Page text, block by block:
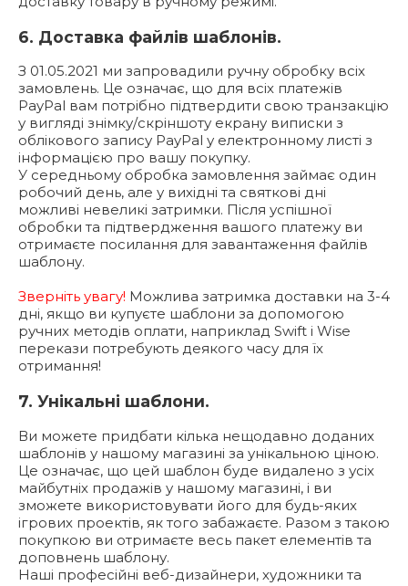
6. Доставка файлів шаблонів.
З 01.05.2021 ми запровадили ручну обробку всіх
замовлень. Це означає, що для всіх платежів
PayPal вам потрібно підтвердити свою транзакцію
у вигляді знімку/скріншоту екрану виписки з
облікового запису PayPal у електронному листі з
інформацією про вашу покупку.
У середньому обробка замовлення займає один
робочий день, але у вихідні та святкові дні
можливі невеликі затримки. Після успішної
обробки та підтвердження вашого платежу ви
отримаєте посилання для завантаження файлів
шаблону.
Зверніть увагу! Можлива затримка доставки на 3-4
дні, якщо ви купуєте шаблони за допомогою
ручних методів оплати, наприклад Swift і Wise
перекази потребують деякого часу для їх
отримання!
7. Унікальні шаблони.
Ви можете придбати кілька нещодавно доданих
шаблонів у нашому магазині за унікальною ціною.
Це означає, що цей шаблон буде видалено з усіх
майбутніх продажів у нашому магазині, і ви
зможете використовувати його для будь-яких
ігрових проектів, як того забажаєте. Разом з такою
покупкою ви отримаєте весь пакет елементів та
доповнень шаблону.
Наші професійні веб-дизайнери, художники та